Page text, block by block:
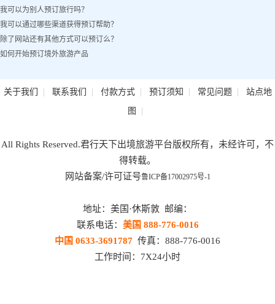
办？
我可以为别人预订旅行吗？
我可以通过哪些渠道获得预订帮助？
除了网站还有其他方式可以预订么？
如何开始预订境外旅游产品
关于我们 | 联系我们 | 付款方式| 预订须知 | 常见问题| 站点地
图 |
All Rights Reserved.君行天下出境旅游平台版权所有，未经许可，不
得转载。
网站备案/许可证号鲁ICP备17002975号-1
地址：美国·休斯敦 邮编：
联系电话： 美国 888-776-0016
中国 0633-3691787 传真：888-776-0016
工作时间：7X24小时